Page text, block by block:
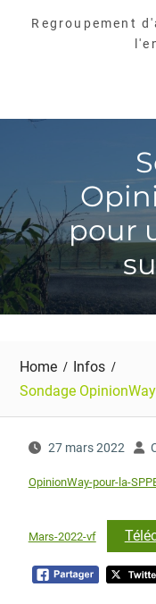
Regroupement
pour
Home
Infos
Sondage
27 mars 2022
OpinionWay-pour-la-
Mars-2022-vf